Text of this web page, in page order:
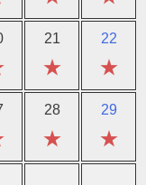
21
★
22
★
28
★
29
★